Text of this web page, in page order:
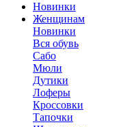
Новинки
Женщинам
Новинки
Вся обувь
Сабо
Мюли
Дутики
Лоферы
Кроссовки
Тапочки